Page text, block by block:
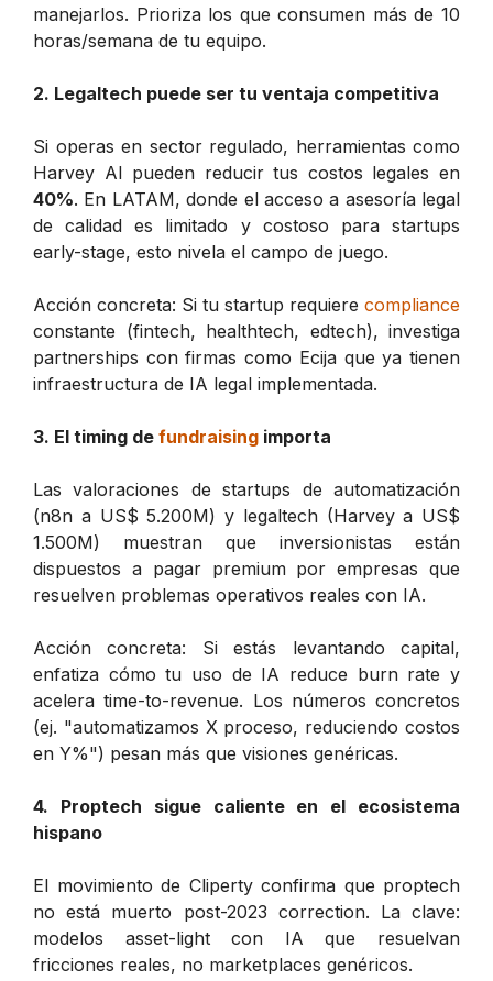
manejarlos. Prioriza los que consumen más de 10
horas/semana de tu equipo.
2. Legaltech puede ser tu ventaja competitiva
Si operas en sector regulado, herramientas como
Harvey AI pueden reducir tus costos legales en
40%. En LATAM, donde el acceso a asesoría legal
de calidad es limitado y costoso para startups
early-stage, esto nivela el campo de juego.
Acción concreta: Si tu startup requiere compliance
constante (fintech, healthtech, edtech), investiga
partnerships con firmas como Ecija que ya tienen
infraestructura de IA legal implementada.
3. El timing de fundraising importa
Las valoraciones de startups de automatización
(n8n a US$ 5.200M) y legaltech (Harvey a US$
1.500M) muestran que inversionistas están
dispuestos a pagar premium por empresas que
resuelven problemas operativos reales con IA.
Acción concreta: Si estás levantando capital,
enfatiza cómo tu uso de IA reduce burn rate y
acelera time-to-revenue. Los números concretos
(ej. "automatizamos X proceso, reduciendo costos
en Y%") pesan más que visiones genéricas.
4. Proptech sigue caliente en el ecosistema
hispano
El movimiento de Cliperty confirma que proptech
no está muerto post-2023 correction. La clave:
modelos asset-light con IA que resuelvan
fricciones reales, no marketplaces genéricos.